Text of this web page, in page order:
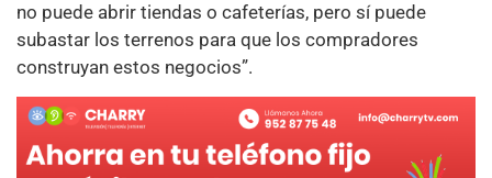
no puede abrir tiendas o cafeterías, pero sí puede
subastar los terrenos para que los compradores
construyan estos negocios”.